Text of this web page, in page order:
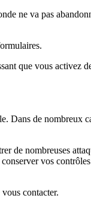
ne va pas
que vous activez
Dans de nombreux
de nombreuses
vos
contacter.